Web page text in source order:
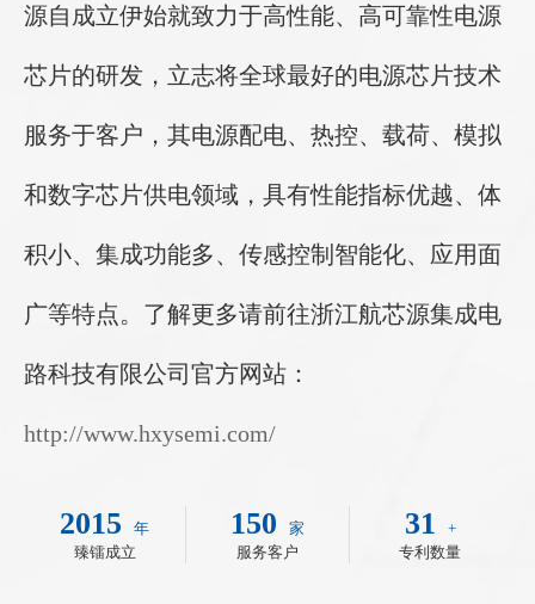
源自成立伊始就致力于高性能、高可靠性电源
芯片的研发，立志将全球最好的电源芯片技术
服务于客户，其电源配电、热控、载荷、模拟
和数字芯片供电领域，具有性能指标优越、体
积小、集成功能多、传感控制智能化、应用面
广等特点。了解更多请前往浙江航芯源集成电
路科技有限公司官方网站：
http://www.hxysemi.com/
2015
年
臻镭成立
150
家
服务客户
31
+
专利数量